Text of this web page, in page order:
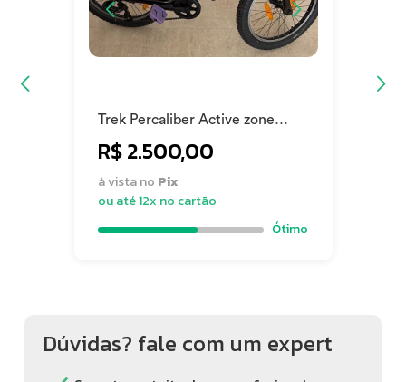
Trek Percaliber Active zone
R$ 2.500,00
à vista no Pix
ou até 12x no cartão
Ótimo
Dúvidas? fale com um expert